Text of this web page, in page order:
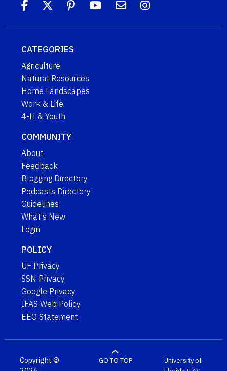
CATEGORIES
Agriculture
Natural Resources
Home Landscapes
Work & Life
4-H & Youth
COMMUNITY
About
Feedback
Blogging Directory
Podcasts Directory
Guidelines
What's New
Login
POLICY
UF Privacy
SSN Privacy
Google Privacy
IFAS Web Policy
EEO Statement
Copyright ©
GO TO TOP
University of